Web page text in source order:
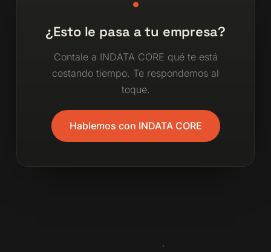
¿Esto le pasa a tu empresa?
Contale a INDATA CORE qué te está
costando tiempo. Te respondemos al
toque.
Hablemos con INDATA CORE